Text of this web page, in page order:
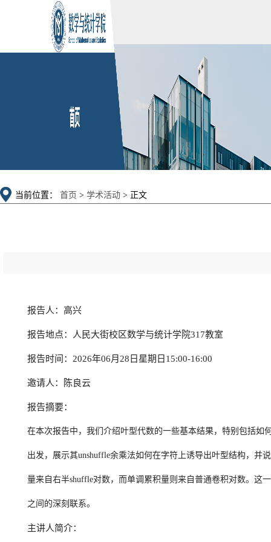
当前位置： 首页 > 学术活动 > 正文
报告人：高兴
报告地点：人民大街校区数学与统计学院317教室
报告时间：2026年06月28日星期日15:00-16:00
邀请人：陈良云
报告摘要：
在本次报告中，我们介绍叶型代数的一些基本结果，特别包括如
出发，展示其unshuffle余乘法如何在字符上诱导出叶型结构，
量来自右半shuffle对数，而单调累积量则来自普通卷积对数。这
之间的深刻联系。
主讲人简介：